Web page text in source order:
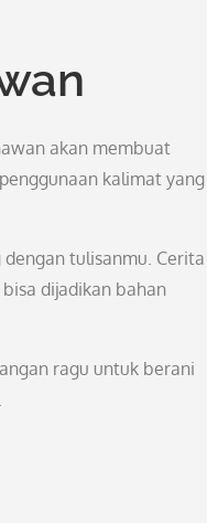
akan membuat
kalimat yang
tulisanmu. Cerita
dijadikan bahan
ragu untuk berani